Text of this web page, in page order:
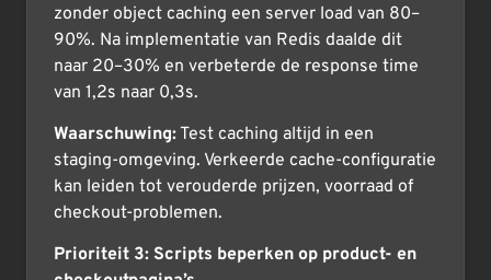
zonder object caching een server load van 80–
90%. Na implementatie van Redis daalde dit
naar 20–30% en verbeterde de response time
van 1,2s naar 0,3s.
Waarschuwing:Test caching altijd in een
staging-omgeving. Verkeerde cache-configuratie
kan leiden tot verouderde prijzen, voorraad of
checkout-problemen.
Prioriteit 3: Scripts beperken op product- en